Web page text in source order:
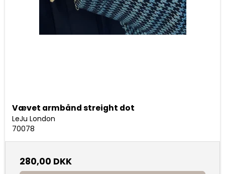
Vævet armbånd streight dot
LeJu London
70078
280,00 DKK